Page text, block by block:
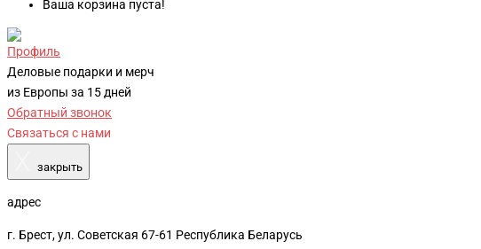
Ваша корзина пуста!
Профиль
Деловые подарки и мерч
из Европы за 15 дней
Обратный звонок
Связаться с нами
закрыть
адрес
г. Брест, ул. Советская 67-61 Республика Беларусь